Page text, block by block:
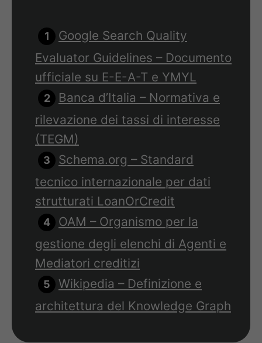
Google Search Quality
Evaluator Guidelines – Documento
ufficiale su E-E-A-T e YMYL
Banca d’Italia – Normativa e
rilevazione dei tassi di interesse
(TEGM)
Schema.org – Standard
tecnico internazionale per dati
strutturati LoanOrCredit
OAM – Organismo per la
gestione degli elenchi di Agenti e
Mediatori creditizi
Wikipedia – Definizione e
architettura del Knowledge Graph